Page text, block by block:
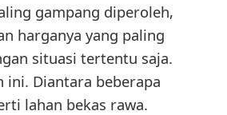
gampang diperoleh,
harganya yang paling
situasi tertentu saja.
Diantara beberapa
lahan bekas rawa.